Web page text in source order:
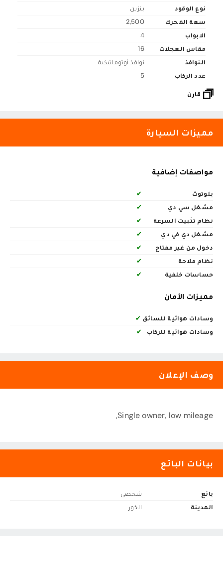
نوع الوقود
بنزين
سعة المحرك
2,500
الابواب
4
مقاس العجلات
16
النوافذ
نوافذ أوتوماتيكية
عدد الركاب
5
قارن
مميزات السيارة
مواصفات إضافية
بلوتوث
✔
مشغل سي دي
✔
نظام تثبيت السرعة
✔
مشغل دي في دي
✔
دخول من غير مفتاح
✔
نظام ملاحة
✔
حساسات خلفية
✔
مميزات الأمان
وسادات هوائية للسائق ✔
وسادات هوائية للركاب
✔
وصف الإعلان
Single owner, low mileage,
بيانات البائع
بائع
شخصي
المدينة
الخور